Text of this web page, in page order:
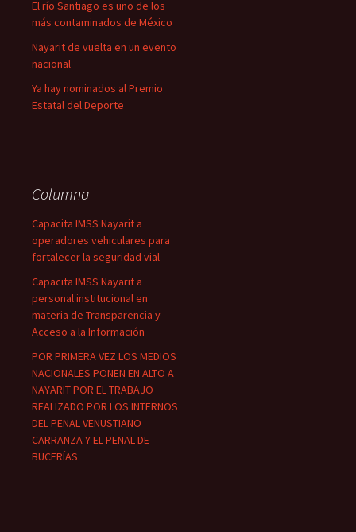
El río Santiago es uno de los
más contaminados de México
Nayarit de vuelta en un evento
nacional
Ya hay nominados al Premio
Estatal del Deporte
Columna
Capacita IMSS Nayarit a
operadores vehiculares para
fortalecer la seguridad vial
Capacita IMSS Nayarit a
personal institucional en
materia de Transparencia y
Acceso a la Información
POR PRIMERA VEZ LOS MEDIOS
NACIONALES PONEN EN ALTO A
NAYARIT POR EL TRABAJO
REALIZADO POR LOS INTERNOS
DEL PENAL VENUSTIANO
CARRANZA Y EL PENAL DE
BUCERÍAS